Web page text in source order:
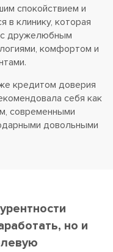
спокойствием и
в клинику, которая
с дружелюбным
комфортом и
кредитом доверия
себя как
современными
довольными
но и